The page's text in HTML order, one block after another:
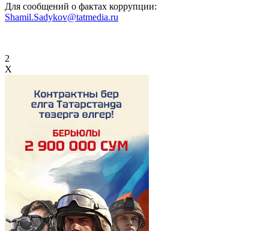
Для сообщений о фактах коррупции:
Shamil.Sadykov@tatmedia.ru
2
X